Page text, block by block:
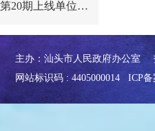
《民声热线》第十八轮第20期上线单位：汕头市中心医院
主办：汕头市人民政府办公室
网站标识码 : 4405000014 ICP备